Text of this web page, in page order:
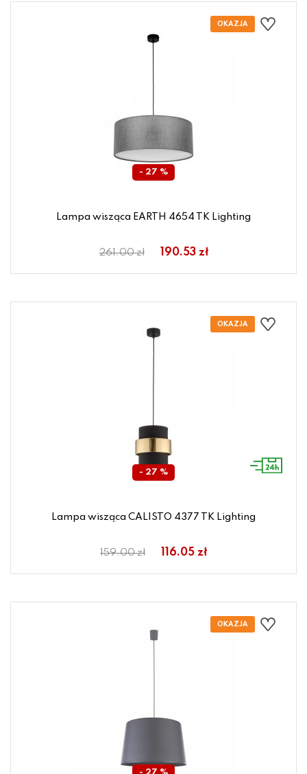
- 27 %
Lampa wisząca EARTH 4654 TK Lighting
261.00 zł 190.53 zł
- 27 %
Lampa wisząca CALISTO 4377 TK Lighting
159.00 zł 116.05 zł